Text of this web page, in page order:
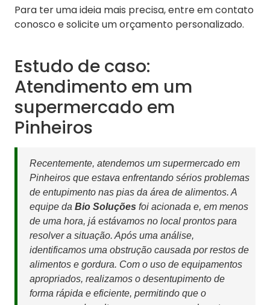
Para ter uma ideia mais precisa, entre em contato
conosco e solicite um orçamento personalizado.
Estudo de caso:
Atendimento em um
supermercado em
Pinheiros
Recentemente, atendemos um supermercado em
Pinheiros que estava enfrentando sérios problemas
de entupimento nas pias da área de alimentos. A
equipe da Bio Soluções foi acionada e, em menos
de uma hora, já estávamos no local prontos para
resolver a situação. Após uma análise,
identificamos uma obstrução causada por restos de
alimentos e gordura. Com o uso de equipamentos
apropriados, realizamos o desentupimento de
forma rápida e eficiente, permitindo que o